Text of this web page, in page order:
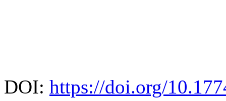
DOI: https://doi.org/